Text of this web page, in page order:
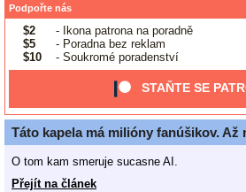
Podpořte nás
$2
- Ikona patrona na poradně
$5
- Poradna bez reklam
$10
- Soukromé poradenství
STAŇTE SE
Táto kapela má milióny fanúšikov. Až
O tom kam smeruje sucasne AI.
Přejít na článek